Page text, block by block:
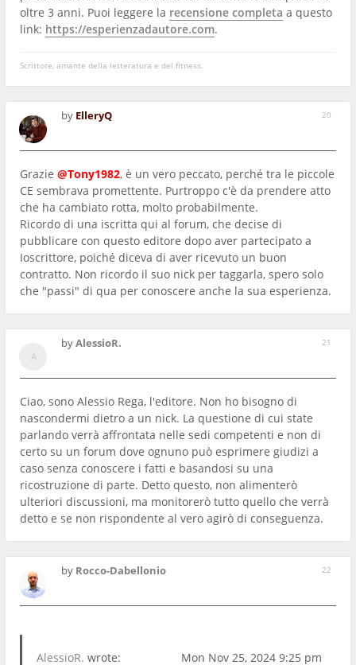
oltre 3 anni. Puoi leggere la recensione completa a questo
link: https://esperienzadautore.com.
Scrittore, amante della letteratura e del fitness.
20
by ElleryQ
Grazie @Tony1982, è un vero peccato, perché tra le piccole
CE sembrava promettente. Purtroppo c'è da prendere atto
che ha cambiato rotta, molto probabilmente.
Ricordo di una iscritta qui al forum, che decise di
pubblicare con questo editore dopo aver partecipato a
Ioscrittore, poiché diceva di aver ricevuto un buon
contratto. Non ricordo il suo nick per taggarla, spero solo
che "passi" di qua per conoscere anche la sua esperienza.
21
byAlessioR.
Ciao, sono Alessio Rega, l'editore. Non ho bisogno di
nascondermi dietro a un nick. La questione di cui state
parlando verrà affrontata nelle sedi competenti e non di
certo su un forum dove ognuno può esprimere giudizi a
caso senza conoscere i fatti e basandosi su una
ricostruzione di parte. Detto questo, non alimenterò
ulteriori discussioni, ma monitorerò tutto quello che verrà
detto e se non rispondente al vero agirò di conseguenza.
22
by Rocco-Dabellonio
AlessioR. wrote: Mon Nov 25, 2024 9:25 pm